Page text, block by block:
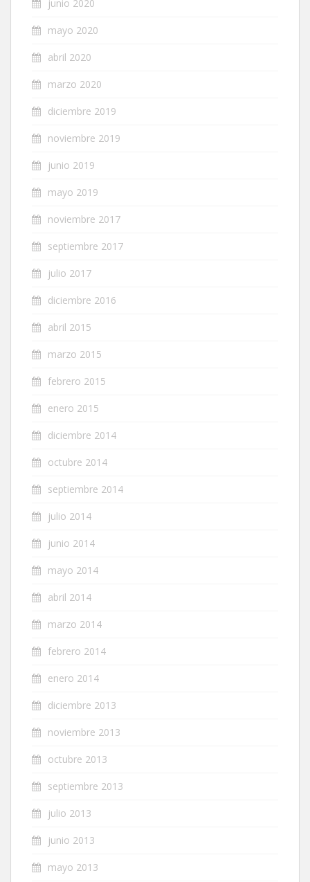
junio 2020
mayo 2020
abril 2020
marzo 2020
diciembre 2019
noviembre 2019
junio 2019
mayo 2019
noviembre 2017
septiembre 2017
julio 2017
diciembre 2016
abril 2015
marzo 2015
febrero 2015
enero 2015
diciembre 2014
octubre 2014
septiembre 2014
julio 2014
junio 2014
mayo 2014
abril 2014
marzo 2014
febrero 2014
enero 2014
diciembre 2013
noviembre 2013
octubre 2013
septiembre 2013
julio 2013
junio 2013
mayo 2013